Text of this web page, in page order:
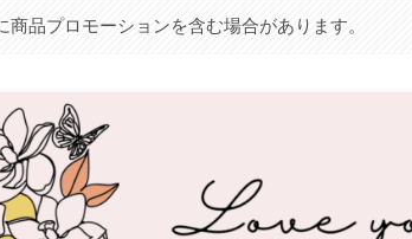
商品プロモーションを含む場合があります。